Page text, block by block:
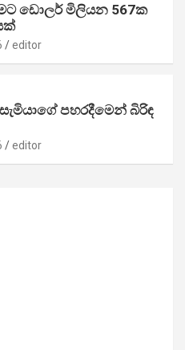
ඩොලර් මිලියන 567ක
editor
පහරදීමෙන් බිරිඳ
editor